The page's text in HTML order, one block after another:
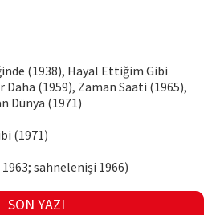
(1938), Hayal Ettiğim Gibi
Daha (1959), Zaman Saati (1965),
Dünya (1971)
(1971)
sahnelenişi 1966)
SON YAZI